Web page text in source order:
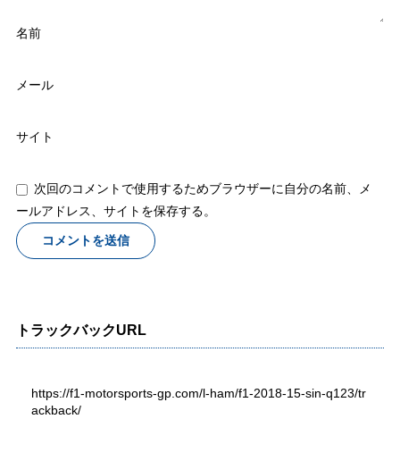
名前
メール
サイト
次回のコメントで使用するためブラウザーに自分の名前、メ
ールアドレス、サイトを保存する。
トラックバックURL
https://f1-motorsports-gp.com/l-ham/f1-2018-15-sin-q123/tr
ackback/